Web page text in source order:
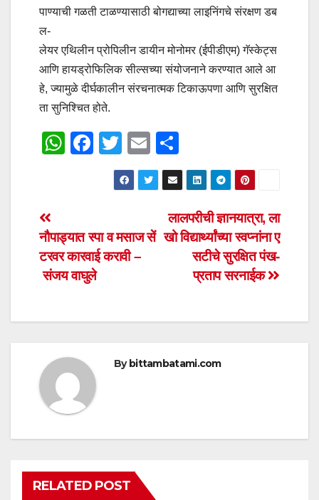
पाण्याची गळती टाळण्यासाठी बोगद्याच्या लाइनिंगचे संरक्षण डब
ल-
लेयर एथिलीन प्रोपिलीन डायीन मोनोमर (ईपीडीएम) गॅस्केट्स
आणि हायड्रोफिलिक सील्सच्या संयोजनाने करण्यात आले आ
हे, ज्यामुळे दीर्घकालीन संरचनात्मक टिकाऊपणा आणि सुरक्षित
ता सुनिश्चित होते.
W
A
p
p
F
b
o
o
T
wi
tt
E
m
ail
h
ar
e
Post
navigation
लालपरीची ज्ञानयात्रा, ला
खो विद्यार्थ्यांच्या स्वप्नांना ए
सटीचे सुरक्षित पंख-
प्रताप सरनाईक
नौपाड्यात स्पा व मसाज सें
टरवर कारवाई करावी –
संजय वाघुले
Bybittambatami.com
RELATED POST